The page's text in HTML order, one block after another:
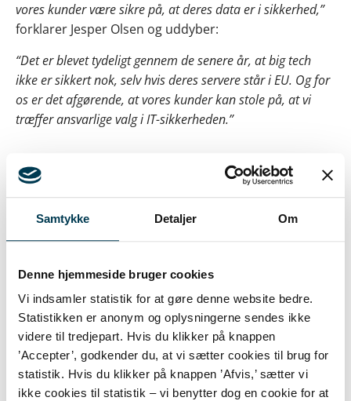
Samtykke Detaljer Om
Denne hjemmeside bruger cookies
Vi indsamler statistik for at gøre denne website bedre.
Statistikken er anonym og oplysningerne sendes ikke
videre til tredjepart. Hvis du klikker på knappen
’Accepter’, godkender du, at vi sætter cookies til brug for
statistik. Hvis du klikker på knappen ’Afvis,’ sætter vi
ikke cookies til statistik – vi benytter dog en cookie for at
vores kunder være sikre på, at deres data er i sikkerhed,”
forklarer Jesper Olsen og uddyber:
“Det er blevet tydeligt gennem de senere år, at big tech
ikke er sikkert nok, selv hvis deres servere står i EU. Og for
os er det afgørende, at vores kunder kan stole på, at vi
træffer ansvarlige valg i IT-sikkerheden.”
Nye AI-funktioner på vej i
FilArkiv og Insight Tools
se frem til at tage nye AI-værktøjer i brug inden
længe.
“De nye værktøjer vil markant forbedre brugernes
oplevelse af løsningerne, og hvor hurtigt de kan behandle
dokumenter i forbindelse med bygge- og aktindsigtssager,”
siger Jesper Olsen, og understreger igen sikkerheden: